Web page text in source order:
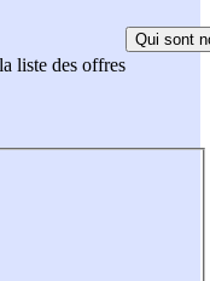
liste des offres
Qui sont